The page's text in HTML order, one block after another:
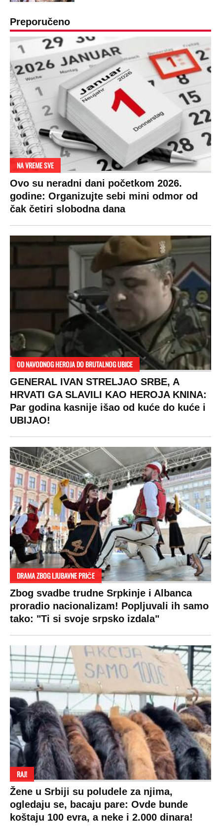
Preporučeno
NA VREME SVE
Ovo su neradni dani početkom 2026.
godine: Organizujte sebi mini odmor od
čak četiri slobodna dana
OD NAVODNOG HEROJA DO BRUTALNOG UBICE
GENERAL IVAN STRELJAO SRBE, A
HRVATI GA SLAVILI KAO HEROJA KNINA:
Par godina kasnije išao od kuće do kuće i
UBIJAO!
DRAMA ZBOG LJUBAVNE PRIČE
Zbog svadbe trudne Srpkinje i Albanca
proradio nacionalizam! Popljuvali ih samo
tako: "Ti si svoje srpsko izdala"
RAJ!
Žene u Srbiji su poludele za njima,
ogledaju se, bacaju pare: Ovde bunde
koštaju 100 evra, a neke i 2.000 dinara!